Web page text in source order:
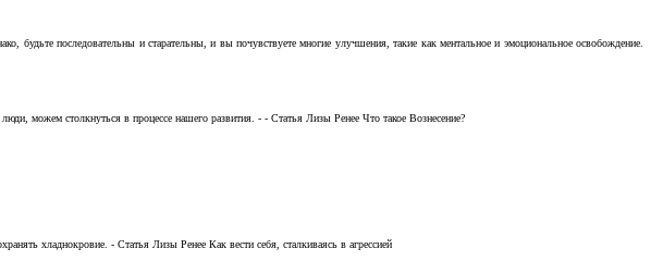
последовательны и старательны, и вы почувствуете многие улучшения, такие как ментальное и эмоциональное освобождение.
можем столкнуться в процессе нашего развития. - - Статья Лизы Ренее Что такое Вознесение?
хладнокровие. - Статья Лизы Ренее Как вести себя, сталкиваясь в агрессией